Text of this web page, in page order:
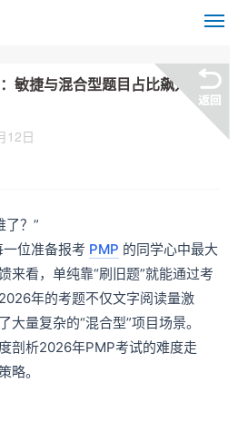
敏捷与混合型题目占比飙升下的
12日
了？”
位准备报考 PMP 的同学心中最大
来看，单纯靠“刷旧题”就能通过考
年的考题不仅文字阅读量激
量复杂的“混合型”项目场景。
剖析2026年PMP考试的难度走
略。